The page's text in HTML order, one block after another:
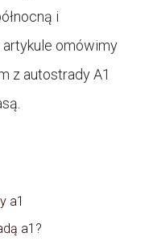
i
artykule omówimy
z autostrady A1
a1
a1?